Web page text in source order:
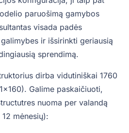
paruošimą gamybos
visada padės
ir išsirinkti geriausią
sprendimą.
dirba vidutiniškai 1760
Galime paskaičiuoti,
nuoma per valandą
mėnesių):